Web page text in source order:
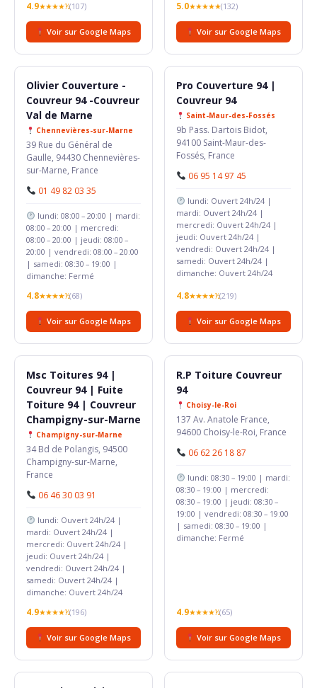
4.9★★★★½(107)
Voir sur Google Maps
5.0★★★★★(132)
Voir sur Google Maps
Olivier Couverture -
Couvreur 94 -Couvreur
Val de Marne
Chennevières-sur-Marne
39 Rue du Général de
Gaulle, 94430 Chennevières-
sur-Marne, France
01 49 82 03 35
lundi: 08:00 – 20:00 | mardi:
08:00 – 20:00 | mercredi:
08:00 – 20:00 | jeudi: 08:00 –
20:00 | vendredi: 08:00 – 20:00
| samedi: 08:30 – 19:00 |
dimanche: Fermé
4.8★★★★½(68)
Voir sur Google Maps
Pro Couverture 94 |
Couvreur 94
Saint-Maur-des-Fossés
9b Pass. Dartois Bidot,
94100 Saint-Maur-des-
Fossés, France
06 95 14 97 45
lundi: Ouvert 24h/24 |
mardi: Ouvert 24h/24 |
mercredi: Ouvert 24h/24 |
jeudi: Ouvert 24h/24 |
vendredi: Ouvert 24h/24 |
samedi: Ouvert 24h/24 |
dimanche: Ouvert 24h/24
4.8★★★★½(219)
Voir sur Google Maps
Msc Toitures 94 |
Couvreur 94 | Fuite
Toiture 94 | Couvreur
Champigny-sur-Marne
Champigny-sur-Marne
34 Bd de Polangis, 94500
Champigny-sur-Marne,
France
06 46 30 03 91
lundi: Ouvert 24h/24 |
mardi: Ouvert 24h/24 |
mercredi: Ouvert 24h/24 |
jeudi: Ouvert 24h/24 |
vendredi: Ouvert 24h/24 |
samedi: Ouvert 24h/24 |
dimanche: Ouvert 24h/24
4.9★★★★½(196)
Voir sur Google Maps
R.P Toiture Couvreur
94
Choisy-le-Roi
137 Av. Anatole France,
94600 Choisy-le-Roi, France
06 62 26 18 87
lundi: 08:30 – 19:00 | mardi:
08:30 – 19:00 | mercredi:
08:30 – 19:00 | jeudi: 08:30 –
19:00 | vendredi: 08:30 – 19:00
| samedi: 08:30 – 19:00 |
dimanche: Fermé
4.9★★★★½(65)
Voir sur Google Maps